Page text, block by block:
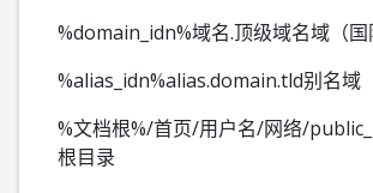
%domain_idn%域名.顶级域名域（国
%alias_idn%alias.domain.tld别名域
%文档根%/首页/用户名/网络/
根目录